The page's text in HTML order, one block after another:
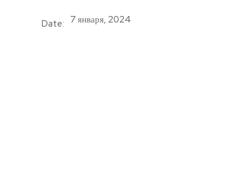
Date: 7 января, 2024